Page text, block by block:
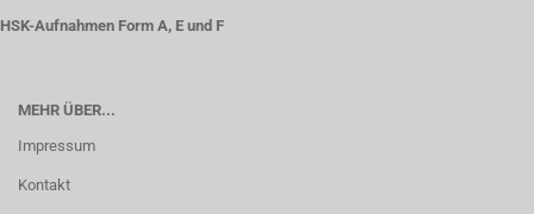
HSK-Aufnahmen Form A, E und F
MEHR ÜBER...
Impressum
Kontakt